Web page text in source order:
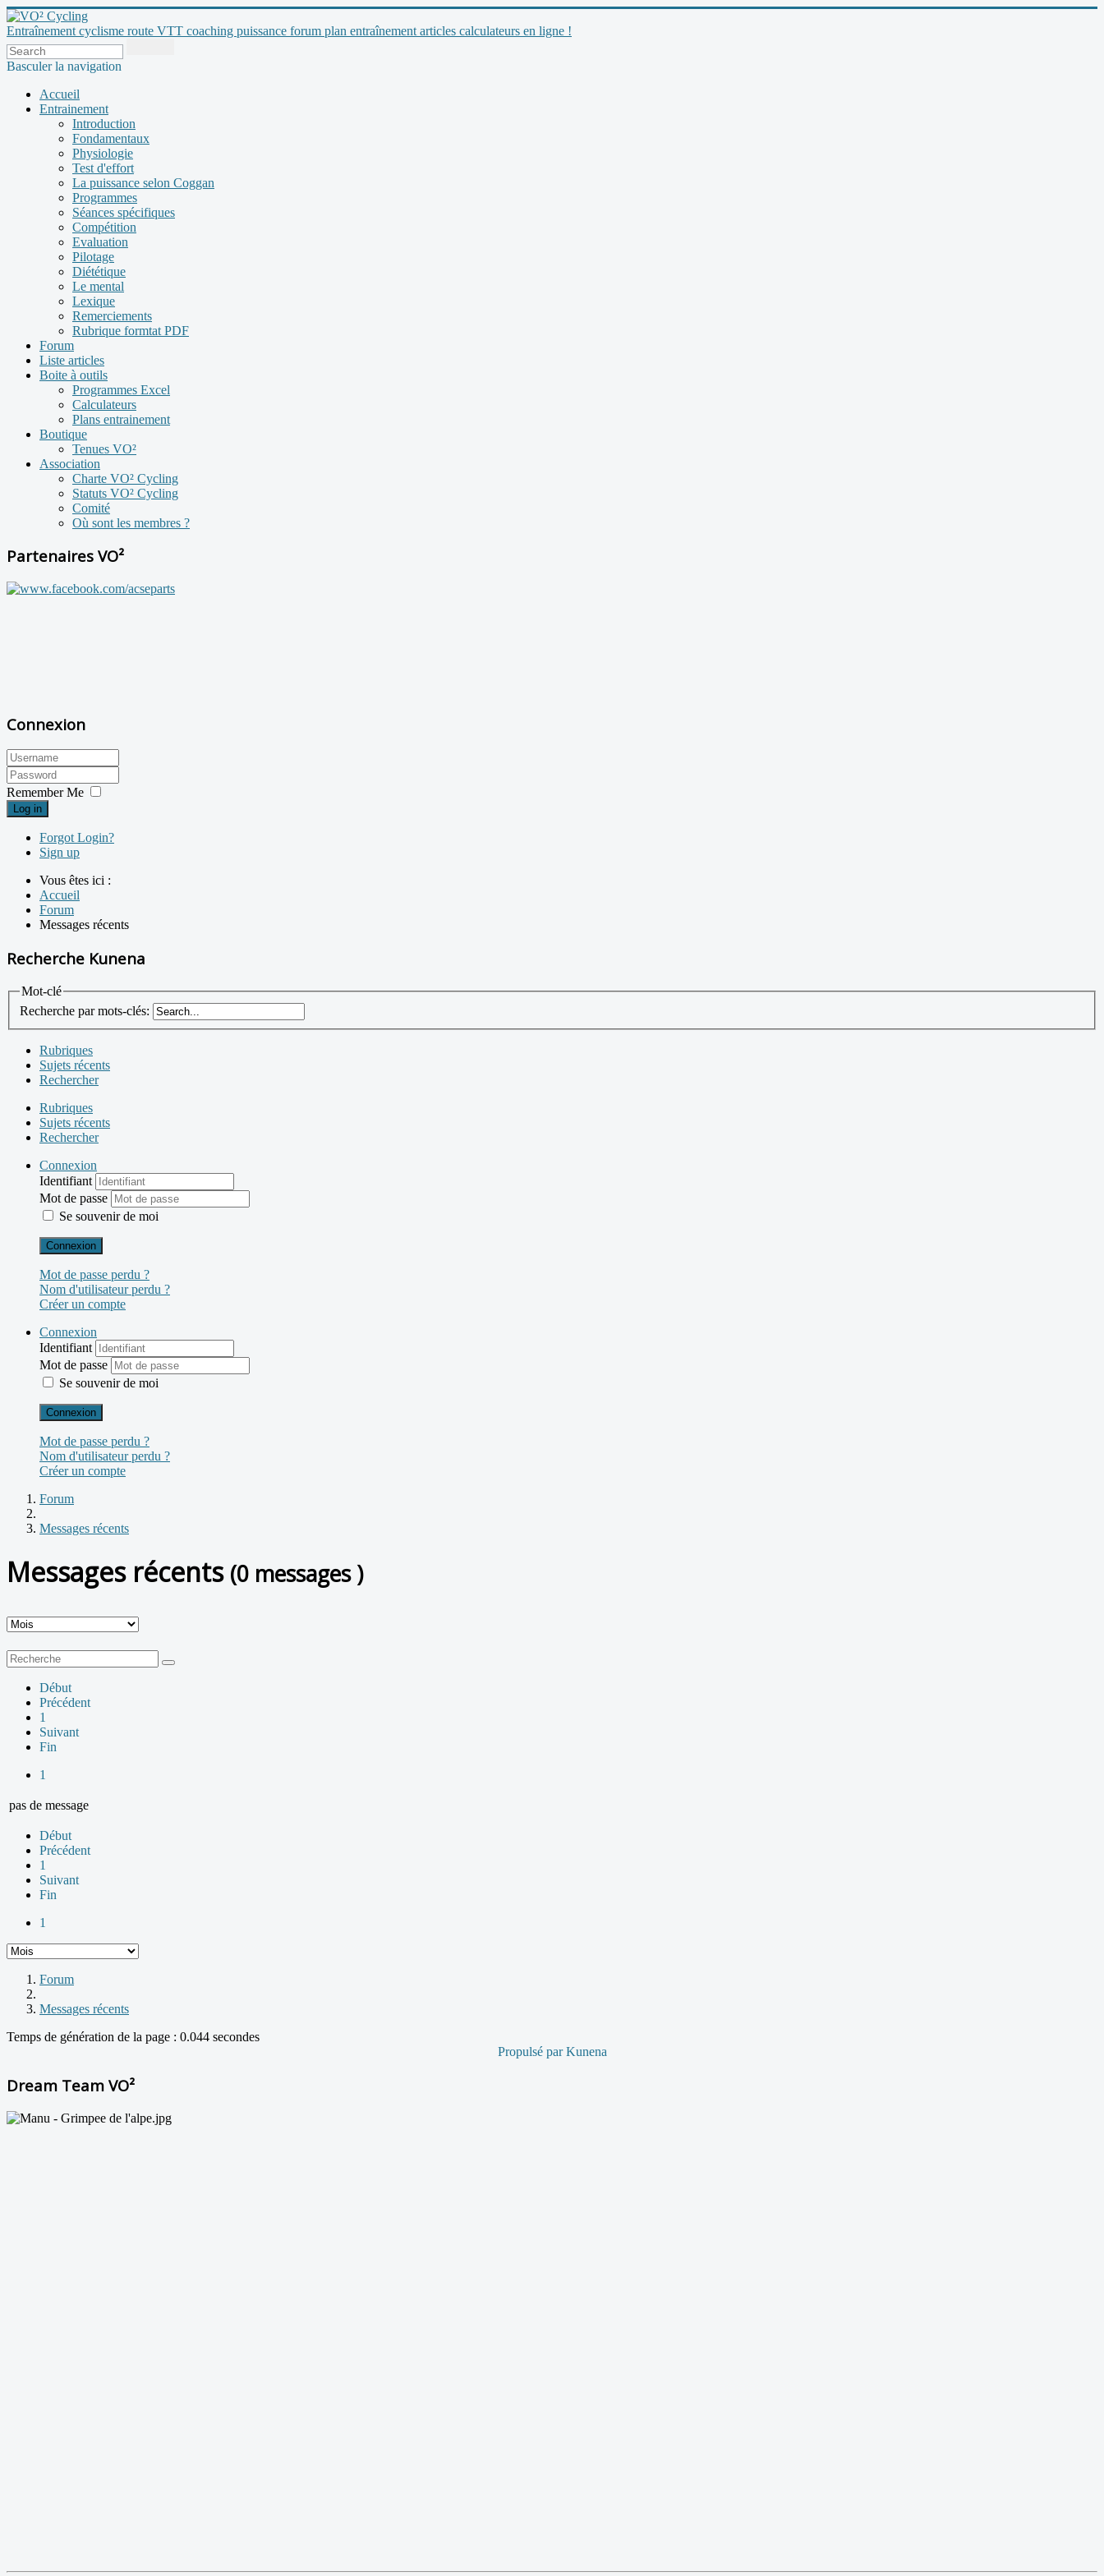
Entraînement cyclisme route VTT coaching puissance forum plan entraînement articles calculateurs en ligne !
Basculer la navigation
Accueil
Entrainement
Introduction
Fondamentaux
Physiologie
Test d'effort
La puissance selon Coggan
Programmes
Séances spécifiques
Compétition
Evaluation
Pilotage
Diététique
Le mental
Lexique
Remerciements
Rubrique formtat PDF
Forum
Liste articles
Boite à outils
Programmes Excel
Calculateurs
Plans entrainement
Boutique
Tenues VO²
Association
Charte VO² Cycling
Statuts VO² Cycling
Comité
Où sont les membres ?
Partenaires VO²
Connexion
Remember Me
Log in
Forgot Login?
Sign up
Vous êtes ici :
Accueil
Forum
Messages récents
Recherche Kunena
Mot-clé
Recherche par mots-clés:
Rubriques
Sujets récents
Rechercher
Rubriques
Sujets récents
Rechercher
Connexion
Identifiant
Mot de passe
Se souvenir de moi
Connexion
Mot de passe perdu ?
Nom d'utilisateur perdu ?
Créer un compte
Connexion
Identifiant
Mot de passe
Se souvenir de moi
Connexion
Mot de passe perdu ?
Nom d'utilisateur perdu ?
Créer un compte
Forum
Messages récents
Messages récents (0 messages )
Début
Précédent
1
Suivant
Fin
1
pas de message
Début
Précédent
1
Suivant
Fin
1
Forum
Messages récents
Temps de génération de la page : 0.044 secondes
Propulsé parKunena
Dream Team VO²